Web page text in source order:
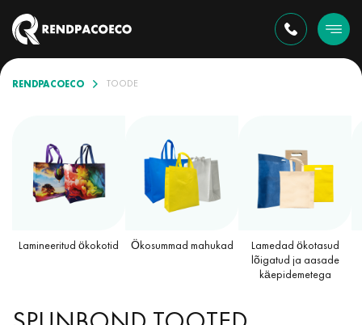
RENDPACOECO TOODE
Lamineeritud ökokotid Ökosummad mahukad
Lamedad ökotasud
lõigatud ja aasade
käepidemetega